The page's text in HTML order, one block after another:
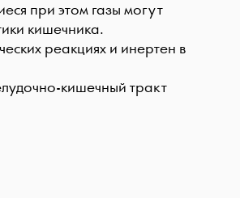
при этом газы могут
кишечника.
реакциях и инертен в
кишечный тракт